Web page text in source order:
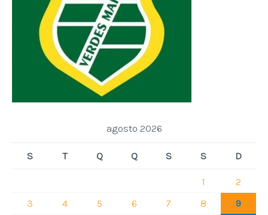
agosto 2026
S T Q Q S S D
1
2
3
4 5 6 7 8 9